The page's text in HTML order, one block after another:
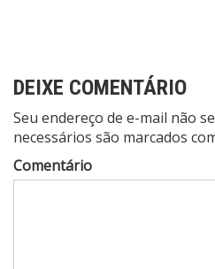
DEIXE COMENTÁRIO
Seu endereço de e-mail não
necessários são marcados
Comentário